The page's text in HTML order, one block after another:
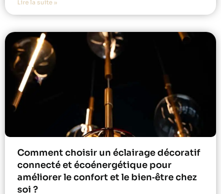
Lire la suite »
Comment choisir un éclairage décoratif
connecté et écoénergétique pour
améliorer le confort et le bien‑être chez
soi ?